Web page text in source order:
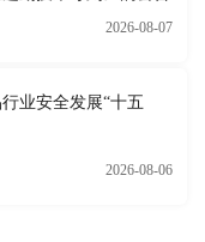
2026-08-07
业安全发展“十五
2026-08-06